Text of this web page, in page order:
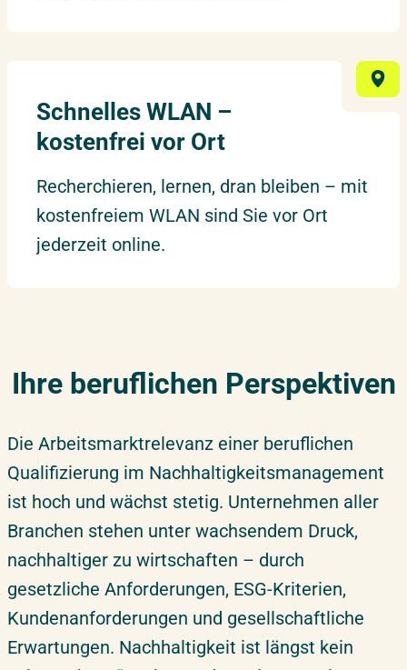
Schnelles WLAN –
kostenfrei vor Ort
Recherchieren, lernen, dran bleiben – mit
kostenfreiem WLAN sind Sie vor Ort
jederzeit online.
Ihre beruflichen Perspektiven
Die Arbeitsmarktrelevanz einer beruflichen
Qualifizierung im Nachhaltigkeitsmanagement
ist hoch und wächst stetig. Unternehmen aller
Branchen stehen unter wachsendem Druck,
nachhaltiger zu wirtschaften – durch
gesetzliche Anforderungen, ESG-Kriterien,
Kundenanforderungen und gesellschaftliche
Erwartungen. Nachhaltigkeit ist längst kein